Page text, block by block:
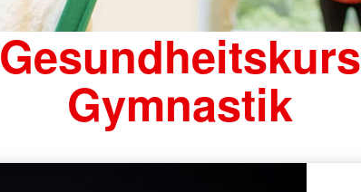
Gesundheitskurs
Gymnastik